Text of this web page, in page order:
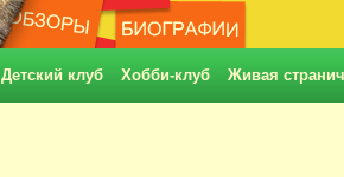
Детский клуб Хобби-клуб Живая